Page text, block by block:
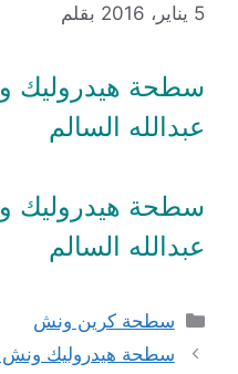
5 يناير، 2016 بقلم
عبدالله السالم
عبدالله السالم
التصنيفات
سطحة كرين ونش
سطحة هيدروليك ونش 94050777 القيروان